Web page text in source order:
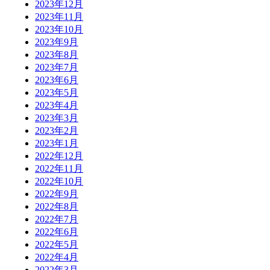
2023年12月
2023年11月
2023年10月
2023年9月
2023年8月
2023年7月
2023年6月
2023年5月
2023年4月
2023年3月
2023年2月
2023年1月
2022年12月
2022年11月
2022年10月
2022年9月
2022年8月
2022年7月
2022年6月
2022年5月
2022年4月